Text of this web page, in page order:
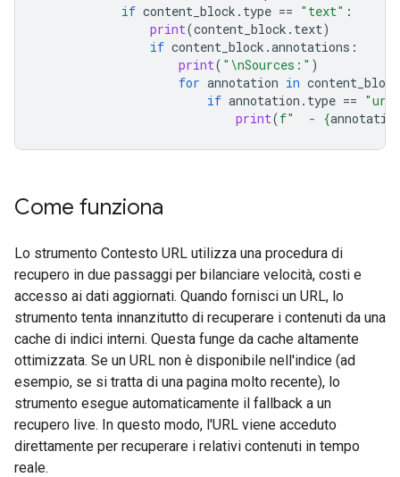
if content_block . type == "text" :
print(content_block . text)
if content_block .annotations :
print( " \nSources:" )
for annotation in content_block
if annotation . type ==
print(f"  - {
Come funziona
Lo strumento Contesto URL utilizza una procedura di
recupero in due passaggi per bilanciare velocità, costi e
accesso ai dati aggiornati. Quando fornisci un URL, lo
strumento tenta innanzitutto di recuperare i contenuti da una
cache di indici interni. Questa funge da cache altamente
ottimizzata. Se un URL non è disponibile nell'indice (ad
esempio, se si tratta di una pagina molto recente), lo
strumento esegue automaticamente il fallback a un
recupero live. In questo modo, l'URL viene acceduto
direttamente per recuperare i relativi contenuti in tempo
reale.